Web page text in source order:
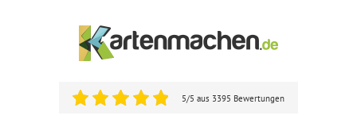
5/5 aus 3395 Bewertungen